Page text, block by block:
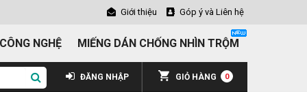
Giới thiệu Góp ý và Liên hệ
NGHỆ MIẾNG DÁN CHỐNG NHÌN TRỘM
GIỎ HÀNG 0
ĐĂNG NHẬP